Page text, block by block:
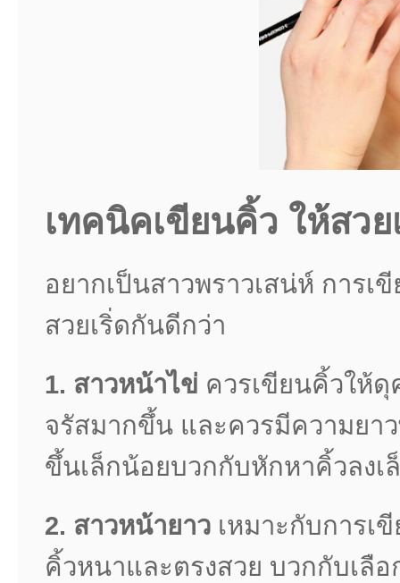
เทคนิคเขียนคิ้ว ให้สว
อยากเป็นสาวพราวเสน่ห์ การ
สวยเริ่ดกันดีกว่า
1. สาวหน้าไข่ ควรเขียนคิ้วให้
จรัสมากขึ้น และควรมีความยา
ขึ้นเล็กน้อยบวกกับหักหาคิ้วลง
2. สาวหน้ายาว เหมาะกับการเ
คิ้วหนาและตรงสวย บวกกับเลื